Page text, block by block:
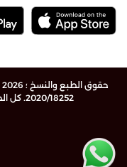
2020/18252. كل الحقوق محفوظة.